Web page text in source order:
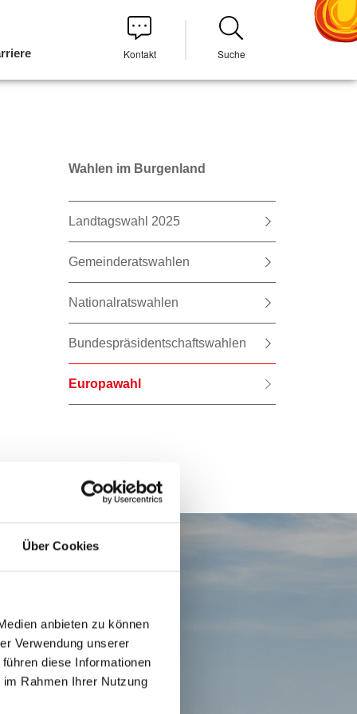
Über Cookies
anbieten zu können
Verwendung unserer
diese Informationen
Rahmen Ihrer Nutzung
Kontakt Suche
Wahlen im Burgenland
Landtagswahl 2025
Gemeinderatswahlen
Nationalratswahlen
Bundespräsidentschaftswahlen
Europawahl